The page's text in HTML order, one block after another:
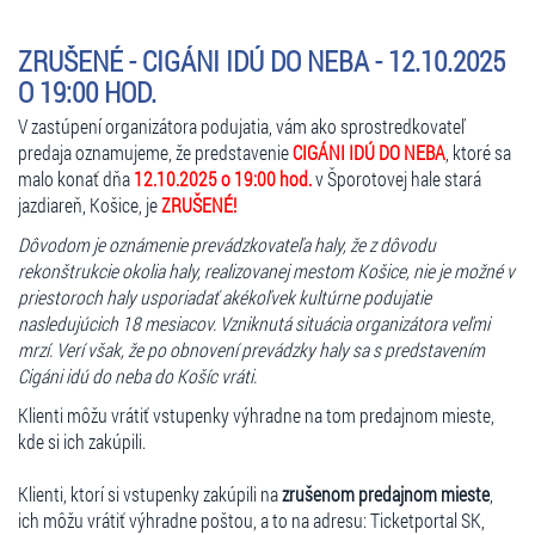
V prostredí veľkej a príjemnej záhrady si môžete vychutnať
občerstvenie hodinu pred každým predstavením, cez prestávky, a aj
po skončení predstavenia.
Parkovanie
Parkovisko je v suteréne a na streche nákupného centra VIVO!
Príchod
- cez nákupné centrum VIVO! - východ smer na Junácku ul. k
štadiónu Pasienky
- MHD: električka č. 4, autobus č. 50, 51, 98
Všetky informácie na:
www.STARSauditorium.sk
Trvanie predstavenia: 90 min. bez prestávky
ZRUŠENÉ - CIGÁNI IDÚ DO NEBA - 12.10.2025
O 19:00 HOD.
V zastúpení organizátora podujatia, vám ako sprostredkovateľ
predaja oznamujeme, že predstavenieCIGÁNI IDÚ DO NEBA, ktoré sa
malo konať dňa12.10.2025 o 19:00 hod.v Šporotovej hale stará
jazdiareň, Košice, jeZRUŠENÉ!
Dôvodom je oznámenie prevádzkovateľa haly, že z dôvodu
rekonštrukcie okolia haly, realizovanej mestom Košice, nie je možné v
priestoroch haly usporiadať akékoľvek kultúrne podujatie
nasledujúcich 18 mesiacov. Vzniknutá situácia organizátora veľmi
mrzí. Verí však, že po obnovení prevádzky haly sa s predstavením
Cigáni idú do neba do Košíc vráti.
Klienti môžu vrátiť vstupenky výhradne na tom predajnom mieste,
kde si ich zakúpili.
Klienti, ktorí si vstupenky zakúpili nazrušenom predajnom mieste,
ich môžu vrátiť výhradne poštou, a to na adresu: Ticketportal SK,